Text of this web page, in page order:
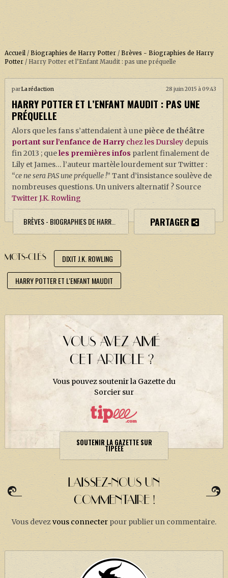
ACCUEIL
À PROPOS
SOUTENEZ-NOUS !
LA SÉRIE HARRY POTTER (REBOOT)
HARRY POTTER : LIVRES
BIOPICS DE HARRY POTTER
LES ANIMAUX FANTASTIQUES
J. K. ROWLING
ARTISANAT MOLDU
CULTURE
LES GRANDS ARTICLES DE LA GAZETTE
Accueil/ Biographies de Harry Potter/ Brèves - Biographies de Harry
Potter/ Harry Potter et l’Enfant Maudit : pas une préquelle
parLa rédaction 28 juin 2015 à 09:43
HARRY POTTER ET L’ENFANT MAUDIT : PAS UNE
PRÉQUELLE
Alors que les fans s’attendaient à une pièce de théâtre
portant sur l’enfance de Harrychez les Dursleydepuis
fin 2013 ; queles premières infos parlent finalement de
Lily et James… l’auteur martèle lourdement sur Twitter :
“ce ne sera PAS une préquelle !” Tant d’insistance soulève de
nombreuses questions. Un univers alternatif ? Source
Twitter J.K. Rowling
BRÈVES - BIOGRAPHIES DE HARRY POTTER PARTAGER
MOTS-CLÉS DIXIT J.K. ROWLING
HARRY POTTER ET L'ENFANT MAUDIT
VOUS AVEZ AIMÉ
CET ARTICLE ?
Vous pouvez soutenir la Gazette du
Sorcier sur
SOUTENIR LA GAZETTE SUR
TIPEEE
LAISSEZ-NOUS UN
COMMENTAIRE !
Vous devezvous connecter pour publier un commentaire.